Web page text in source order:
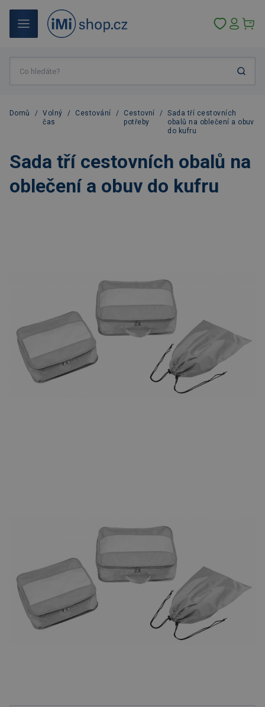
Domů /
Volný
čas
/ Cestování /
Cestovní
potřeby
/
Sada tří cestovních
obalů na oblečení a obuv
do kufru
Sada tří cestovních obalů na
oblečení a obuv do kufru